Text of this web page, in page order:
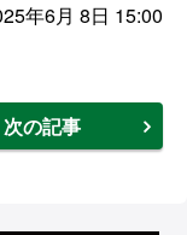
年6月 8日 15:00
次の記事